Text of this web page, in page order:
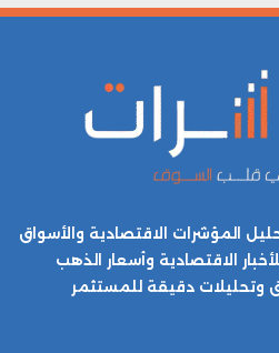
المؤشرات الاقتصادية والأسواق
الاقتصادية وأسعار الذهب
دقيقة للمستثمر